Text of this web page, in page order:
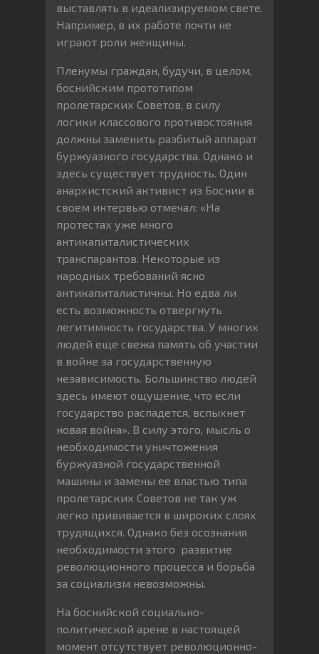
выставлять в идеализируемом свете.
Например, в их работе почти не
играют роли женщины.
Пленумы граждан, будучи, в целом,
боснийским прототипом
пролетарских Советов, в силу
логики классового противостояния
должны заменить разбитый аппарат
буржуазного государства. Однако и
здесь существует трудность. Один
анархистский активист из Боснии в
своем интервью отмечал: «На
протестах уже много
антикапиталистических
транспарантов. Некоторые из
народных требований ясно
антикапиталистичны. Но едва ли
есть возможность отвергнуть
легитимность государства. У многих
людей еще свежа память об участии
в войне за государственную
независимость. Большинство людей
здесь имеют ощущение, что если
государство распадется, вспыхнет
новая война». В силу этого, мысль о
необходимости уничтожения
буржуазной государственной
машины и замены ее властью типа
пролетарских Советов не так уж
легко прививается в широких слоях
трудящихся. Однако без осознания
необходимости этого развитие
революционного процесса и борьба
за социализм невозможны.
На боснийской социально-
политической арене в настоящей
момент отсутствует революционно-